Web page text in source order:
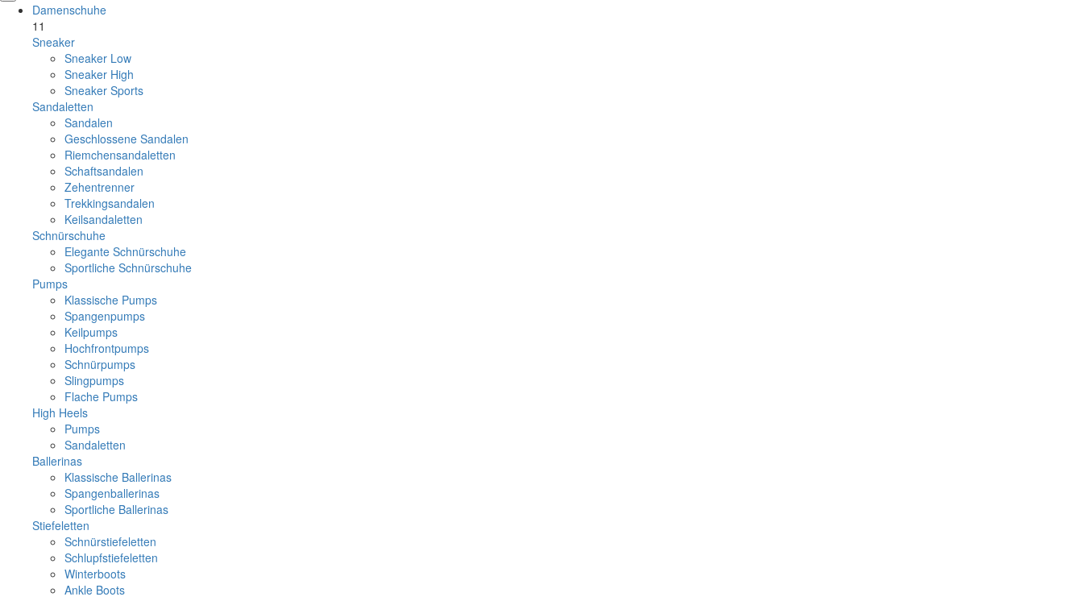
Damenschuhe
11
Sneaker
Sneaker Low
Sneaker High
Sneaker Sports
Sandaletten
Sandalen
Geschlossene Sandalen
Riemchensandaletten
Schaftsandalen
Zehentrenner
Trekkingsandalen
Keilsandaletten
Schnürschuhe
Elegante Schnürschuhe
Sportliche Schnürschuhe
Pumps
Klassische Pumps
Spangenpumps
Keilpumps
Hochfrontpumps
Schnürpumps
Slingpumps
Flache Pumps
High Heels
Pumps
Sandaletten
Ballerinas
Klassische Ballerinas
Spangenballerinas
Sportliche Ballerinas
Stiefeletten
Schnürstiefeletten
Schlupfstiefeletten
Winterboots
Ankle Boots